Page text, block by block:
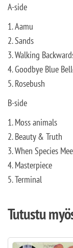
A-side
1. Aamu
2. Sands
3. Walking
4. Goodbye Blue
5. Rosebush
B-side
1. Moss animals
2. Beauty & Truth
3. When Species
4. Masterpiece
5. Terminal
Tutustu